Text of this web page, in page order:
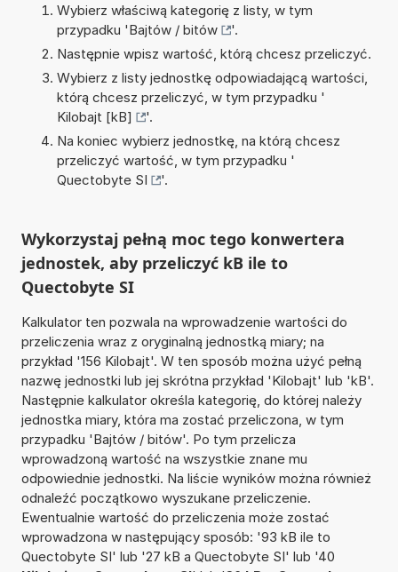
Wybierz właściwą kategorię z listy, w tym
przypadku 'Bajtów / bitów
'.
Następnie wpisz wartość, którą chcesz przeliczyć.
Wybierz z listy jednostkę odpowiadającą wartości,
którą chcesz przeliczyć, w tym przypadku '
Kilobajt [kB]
'.
Na koniec wybierz jednostkę, na którą chcesz
przeliczyć wartość, w tym przypadku '
Quectobyte SI
'.
Wykorzystaj pełną moc tego konwertera
jednostek, aby przeliczyć kB ile to
Quectobyte SI
Kalkulator ten pozwala na wprowadzenie wartości do
przeliczenia wraz z oryginalną jednostką miary; na
przykład '156 Kilobajt'. W ten sposób można użyć pełną
nazwę jednostki lub jej skrótna przykład 'Kilobajt' lub 'kB'.
Następnie kalkulator określa kategorię, do której należy
jednostka miary, która ma zostać przeliczona, w tym
przypadku 'Bajtów / bitów'. Po tym przelicza
wprowadzoną wartość na wszystkie znane mu
odpowiednie jednostki. Na liście wyników można również
odnaleźć początkowo wyszukane przeliczenie.
Ewentualnie wartość do przeliczenia może zostać
wprowadzona w następujący sposób: '93 kB ile to
Quectobyte SI' lub '27 kB a Quectobyte SI' lub '40